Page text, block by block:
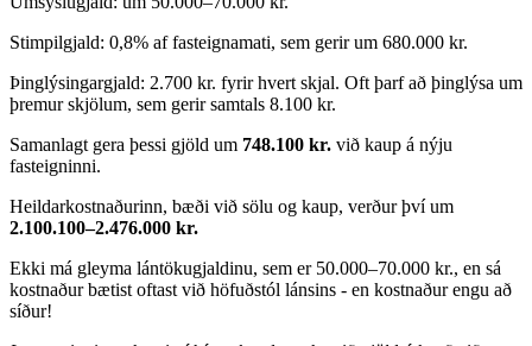
Stimpilgjald: 0,8% af fasteignamati, sem gerir um 680.000 kr.
Þinglýsingargjald: 2.700 kr. fyrir hvert skjal. Oft þarf að þinglýsa um
þremur skjölum, sem gerir samtals 8.100 kr.
Samanlagt gera þessi gjöld um 748.100 kr. við kaup á nýju
fasteigninni.
Heildarkostnaðurinn, bæði við sölu og kaup, verður því um
2.100.100–2.476.000 kr.
Ekki má gleyma lántökugjaldinu, sem er 50.000–70.000 kr., en sá
kostnaður bætist oftast við höfuðstól lánsins - en kostnaður engu að
síður!